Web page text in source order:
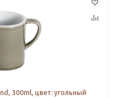
300ml, цвет: угольный